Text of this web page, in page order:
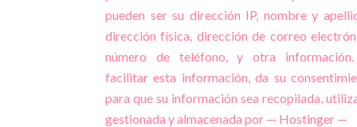
pueden ser su dirección IP, nombre y
dirección física, dirección de correo
número de teléfono, y otra
facilitar esta información, da su
para que su información sea recopilada,
gestionada y almacenada por — Hostinger —